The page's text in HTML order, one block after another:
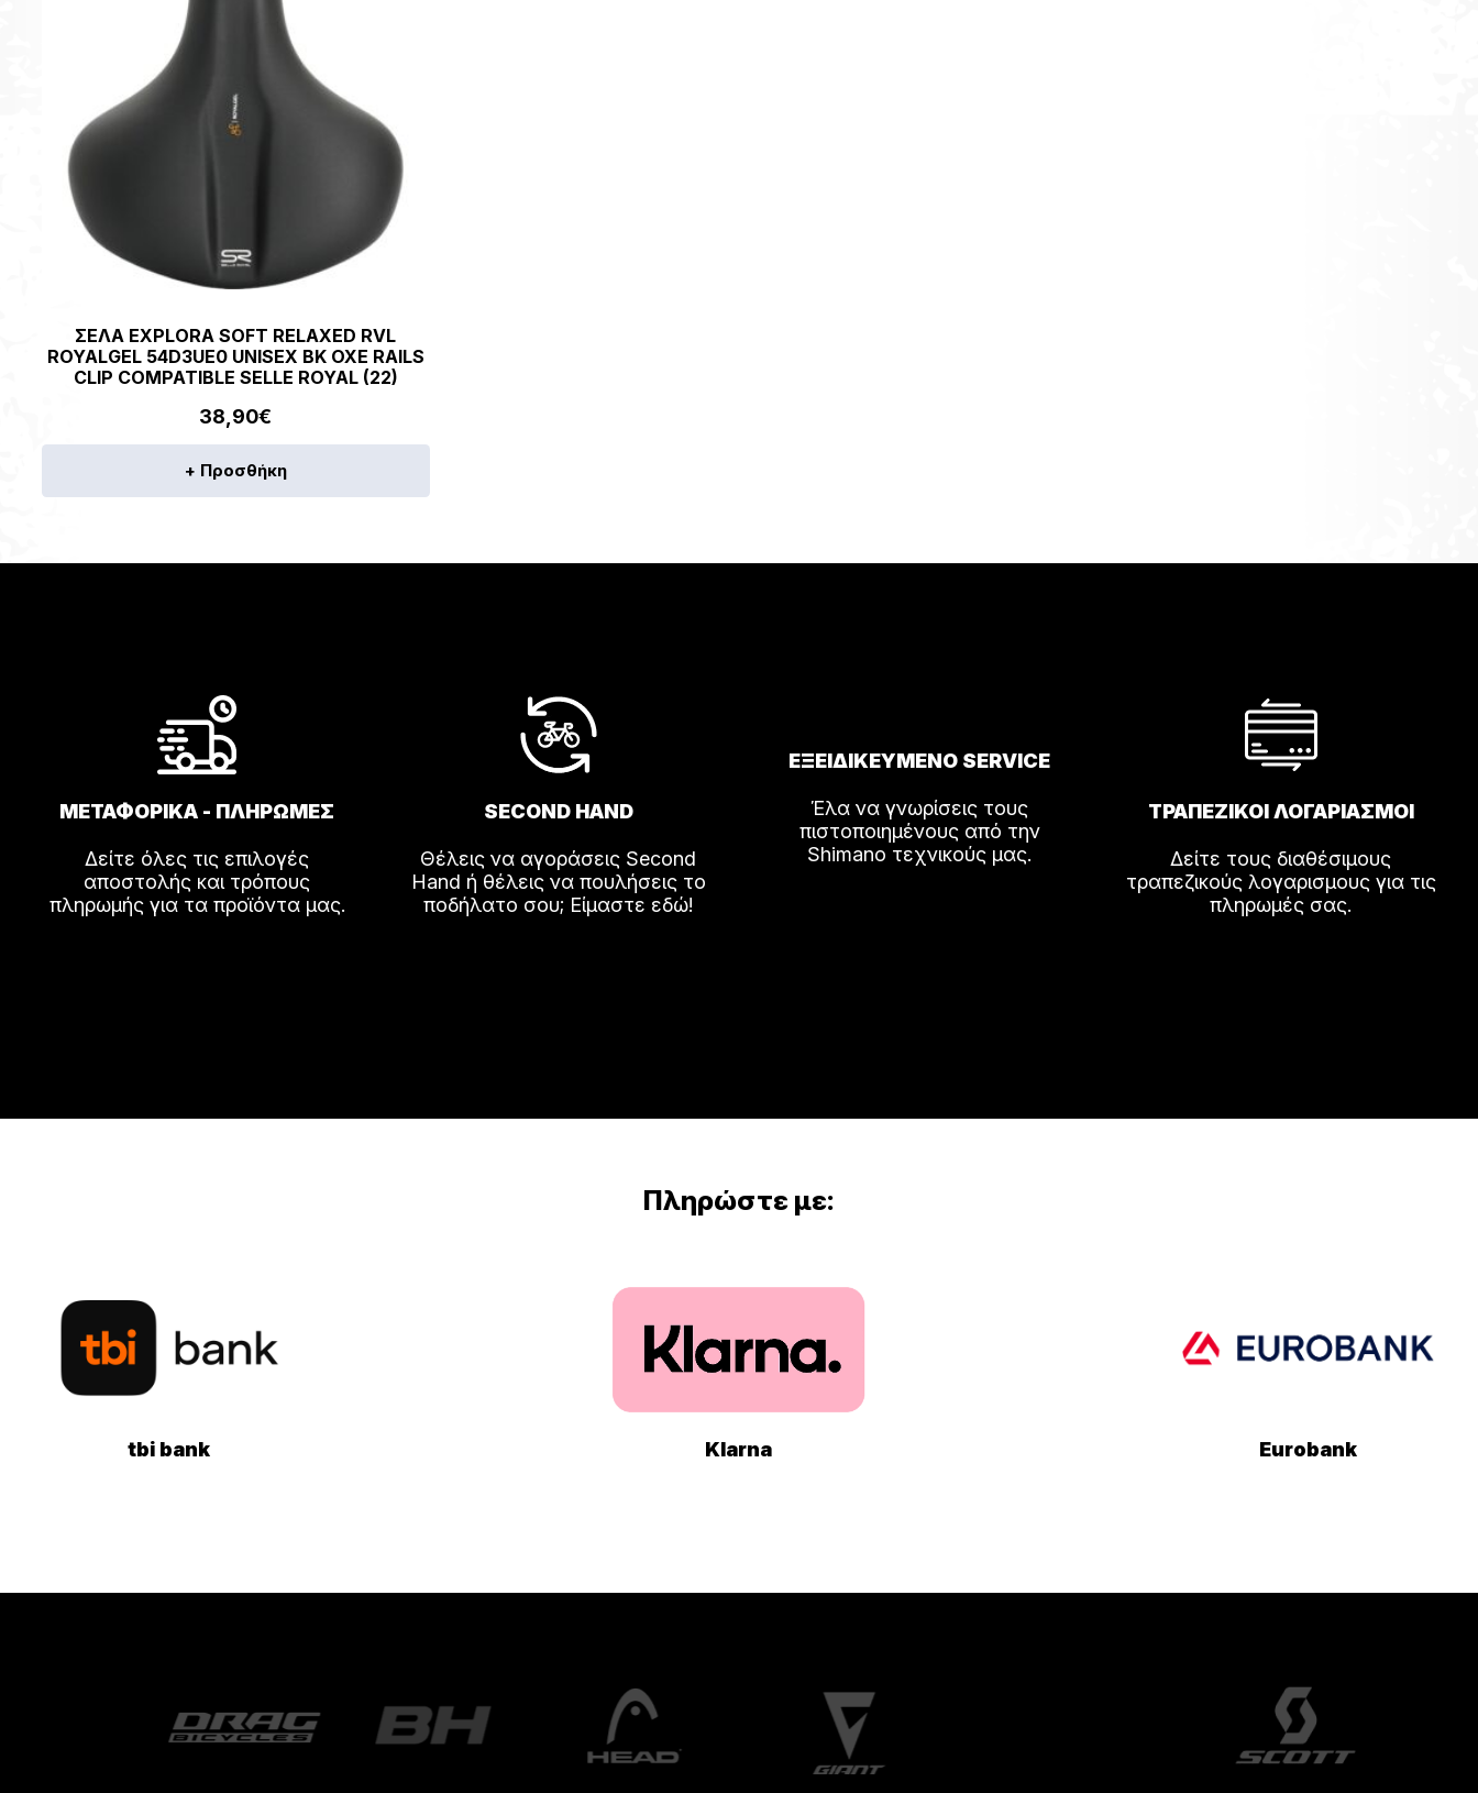
ΣΕΛΑ EXPLORA SOFT RELAXED RVL
ROYALGEL 54D3UE0 UNISEX BK OXE RAILS
CLIP COMPATIBLE SELLE ROYAL (22)
38,90€
+ Προσθήκη
ΜΕΤΑΦΟΡΙΚΑ - ΠΛΗΡΩΜΕΣ
Δείτε όλες τις επιλογές
αποστολής και τρόπους
πληρωμής για τα προϊόντα μας.
SECOND HAND
Θέλεις να αγοράσεις Second
Hand ή θέλεις να πουλήσεις το
ποδήλατο σου; Είμαστε εδώ!
ΕΞΕΙΔΙΚΕΥΜΕΝΟ SERVICE
Έλα να γνωρίσεις τους
πιστοποιημένους από την
Shimano τεχνικούς μας.
ΤΡΑΠΕΖΙΚΟΙ ΛΟΓΑΡΙΑΣΜΟΙ
Δείτε τους διαθέσιμους
τραπεζικούς λογαρισμους για τις
πληρωμές σας.
Πληρώστε με:
tbi bank Klarna Eurobank